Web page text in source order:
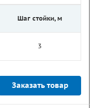
Шаг стойки, м
3
Заказать товар